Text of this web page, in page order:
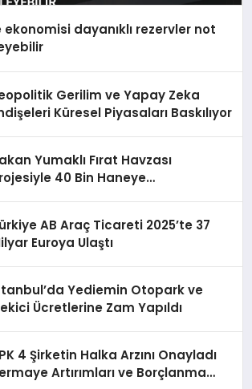
ekonomisi dayanıklı rezervler not
Gerilim ve Yapay Zeka
Küresel Piyasaları Baskılıyor
Yumaklı Fırat Havzası
40 Bin Haneye
AB Araç Ticareti 2025’te 37
Euroya Ulaştı
Yediemin Otopark ve
Ücretlerine Zam Yapıldı
4 Şirketin Halka Arzını Onayladı
Artırımları ve Borçlanma